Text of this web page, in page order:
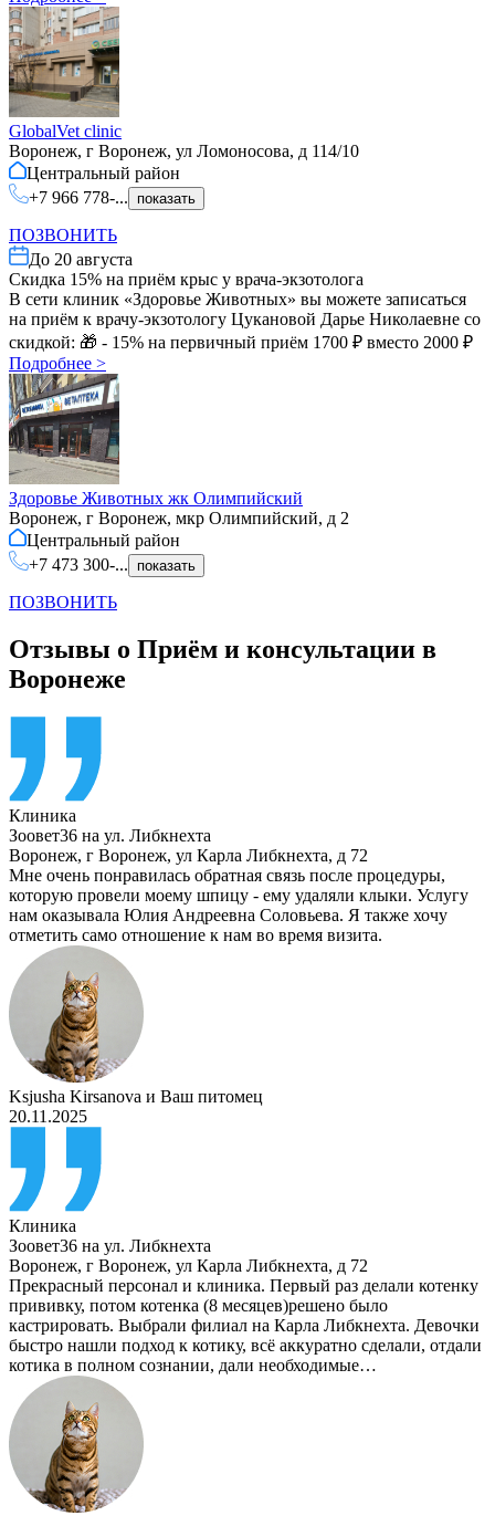
GlobalVet clinic
Воронеж, г Воронеж, ул Ломоносова, д 114/10
Центральный район
+7 966 778-...
показать
ПОЗВОНИТЬ
До 20 августа
Скидка 15% на приём крыс у врача-экзотолога
В сети клиник «Здоровье Животных» вы можете записаться
на приём к врачу-экзотологу Цукановой Дарье Николаевне со
скидкой: 🎁 - 15% на первичный приём 1700 ₽ вместо 2000 ₽
Подробнее >
Здоровье Животных жк Олимпийский
Воронеж, г Воронеж, мкр Олимпийский, д 2
Центральный район
+7 473 300-...
показать
ПОЗВОНИТЬ
Отзывы о Приём и консультации в
Воронеже
Клиника
Зоовет36 на ул. Либкнехта
Воронеж, г Воронеж, ул Карла Либкнехта, д 72
Мне очень понравилась обратная связь после процедуры,
которую провели моему шпицу - ему удаляли клыки. Услугу
нам оказывала Юлия Андреевна Соловьева. Я также хочу
отметить само отношение к нам во время визита.
Ksjusha Kirsanova и Ваш питомец
20.11.2025
Клиника
Зоовет36 на ул. Либкнехта
Воронеж, г Воронеж, ул Карла Либкнехта, д 72
Прекрасный персонал и клиника. Первый раз делали котенку
прививку, потом котенка (8 месяцев)решено было
кастрировать. Выбрали филиал на Карла Либкнехта. Девочки
быстро нашли подход к котику, всё аккуратно сделали, отдали
котика в полном сознании, дали необходимые…